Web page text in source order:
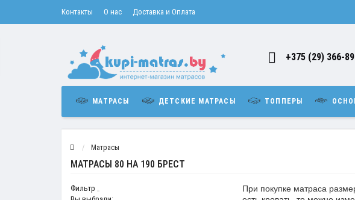
Контакты О нас Доставка и Оплата
+375 (29) 366-
МАТРАСЫ ДЕТСКИЕ МАТРАСЫ ТОППЕРЫ
Матрасы
МАТРАСЫ 80 НА 190 БРЕСТ
Фильтр
При покупке матраса